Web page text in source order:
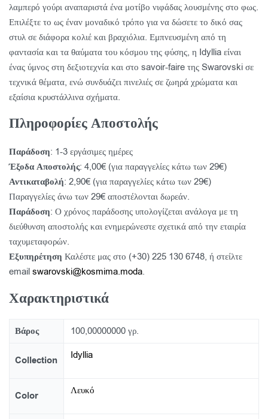
λαμπερό γούρι αναπαριστά ένα μοτίβο νιφάδας λουσμένης στο φως.
Επιλέξτε το ως έναν μοναδικό τρόπο για να δώσετε το δικό σας
στυλ σε διάφορα κολιέ και βραχιόλια. Εμπνευσμένη από τη
φαντασία και τα θαύματα του κόσμου της φύσης, η Idyllia είναι
ένας ύμνος στη δεξιοτεχνία και στο savoir-faire της Swarovski σε
τεχνικά θέματα, ενώ συνδυάζει πινελιές σε ζωηρά χρώματα και
εξαίσια κρυστάλλινα σχήματα.
Πληροφορίες Αποστολής
Παράδοση: 1-3 εργάσιμες ημέρες
Έξοδα Αποστολής: 4,00€ (για παραγγελίες κάτω των 29€)
Αντικαταβολή: 2,90€ (για παραγγελίες κάτω των 29€)
Παραγγελίες άνω των 29€ αποστέλονται δωρεάν.
Παράδοση: Ο χρόνος παράδοσης υπολογίζεται ανάλογα με τη
διεύθυνση αποστολής και ενημερώνεστε σχετικά από την εταιρία
ταχυμεταφορών.
Εξυπηρέτηση Καλέστε μας στο (+30) 225 130 6748, ή στείλτε
email swarovski@kosmima.moda.
Χαρακτηριστικά
Βάρος 100,00000000 γρ.
Collection Idyllia
Color Λευκό